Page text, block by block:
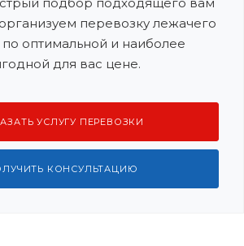
перевозку лежачего
по оптимальной и наиболее
для вас цене.
УСЛУГУ ПЕРЕВОЗКИ
КОНСУЛЬТАЦИЮ